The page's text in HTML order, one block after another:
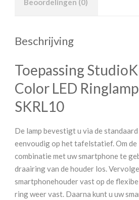
Beoordelingen (0)
Beschrijving
Toepassing
Color LED
SKRL10
De lamp bevestigt u via de
eenvoudig op het tafelstatief. Om de
combinatie met uw smartphone te
draairing van de houder los.
smartphonehouder vast op de
ring weer vast. Daarna kunt u uw